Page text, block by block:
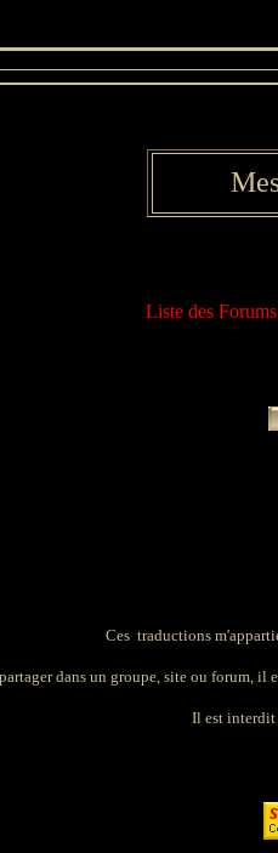
Liste des
Ces traductions
dans un groupe, site ou forum,
Il est interdit